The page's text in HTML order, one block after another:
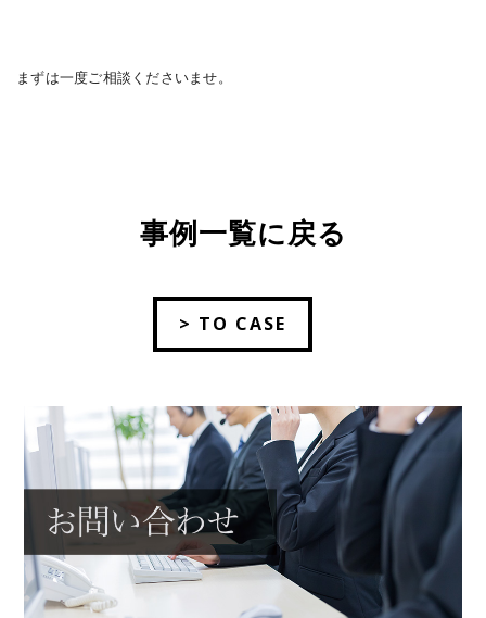
まずは一度ご相談くださいませ。
事例一覧に戻る
> TO CASE